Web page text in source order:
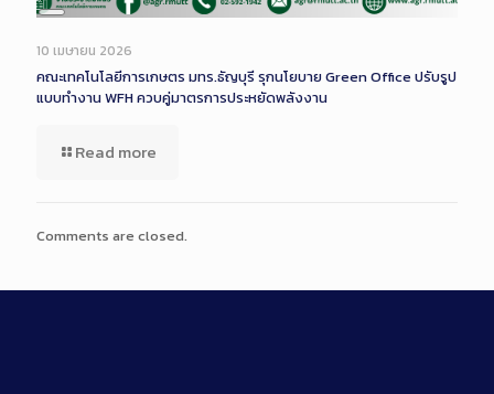
Long
Description
10 เมษายน 2026
คณะเทคโนโลยีการเกษตร มทร.ธัญบุรี รุกนโยบาย Green Office ปรับรูป
แบบทำงาน WFH ควบคู่มาตรการประหยัดพลังงาน
Read more
Comments are closed.